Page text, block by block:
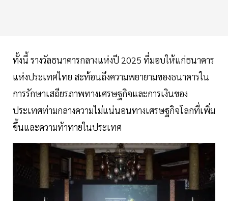
ทั้งนี้ รางวัลธนาคารกลางแห่งปี 2025 ที่มอบให้แก่ธนาคาร
แห่งประเทศไทย สะท้อนถึงความพยายามของธนาคารใน
การรักษาเสถียรภาพทางเศรษฐกิจและการเงินของ
ประเทศท่ามกลางความไม่แน่นอนทางเศรษฐกิจโลกที่เพิ่ม
ขึ้นและความท้าทายในประเทศ